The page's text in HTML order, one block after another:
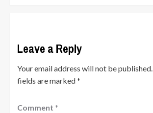
Leave a Reply
Your email address will not be published.
fields are marked*
Comment *